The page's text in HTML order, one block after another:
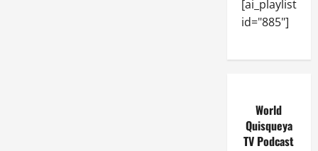
[ai_playlist
id="885"]
World
Quisqueya
TV Podcast